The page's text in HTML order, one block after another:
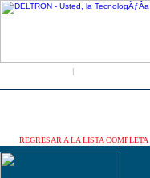
|
REGRESAR A LA LISTA COMPLETA